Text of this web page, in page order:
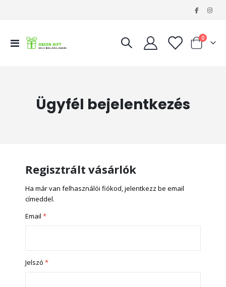
Navigáció
Kosár
0tételeket
Ügyfél bejelentkezés
Regisztrált vásárlók
Ha már van felhasználói fiókod, jelentkezz be email
címeddel.
Email
Jelszó